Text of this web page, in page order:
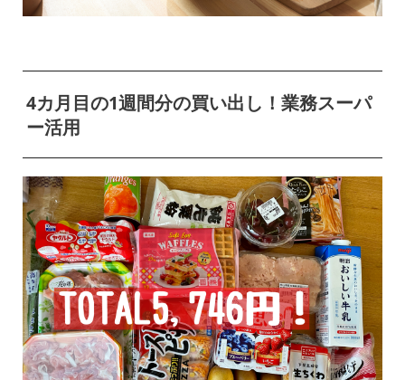
4カ月目の1週間分の買い出し！業務スーパ
ー活用